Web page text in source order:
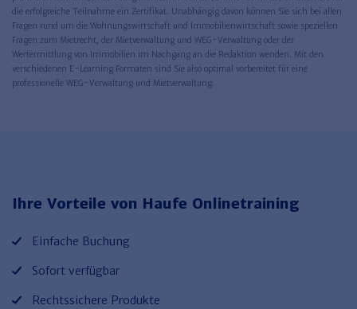
die erfolgreiche Teilnahme ein Zertifikat. Unabhängig davon können Sie sich bei allen
Fragen rund um die Wohnungswirtschaft und Immobilienwirtschaft sowie speziellen
Fragen zum Mietrecht, der Mietverwaltung und WEG-Verwaltung oder der
Wertermittlung von Immobilien im Nachgang an die Redaktion wenden. Mit den
verschiedenen E-Learning Formaten sind Sie also optimal vorbereitet für eine
professionelle WEG-Verwaltung und Mietverwaltung.
Ihre Vorteile von Haufe Onlinetraining
Einfache Buchung
Sofort verfügbar
Rechtssichere Produkte